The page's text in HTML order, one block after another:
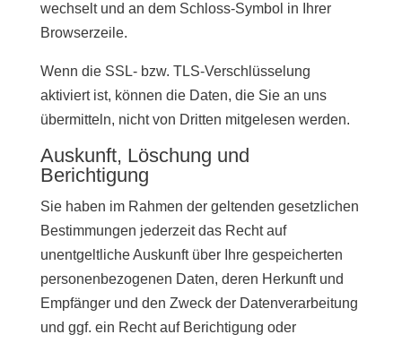
wechselt und an dem Schloss-Symbol in Ihrer
Browserzeile.
Wenn die SSL- bzw. TLS-Verschlüsselung
aktiviert ist, können die Daten, die Sie an uns
übermitteln, nicht von Dritten mitgelesen werden.
Auskunft, Löschung und
Berichtigung
Sie haben im Rahmen der geltenden gesetzlichen
Bestimmungen jederzeit das Recht auf
unentgeltliche Auskunft über Ihre gespeicherten
personenbezogenen Daten, deren Herkunft und
Empfänger und den Zweck der Datenverarbeitung
und ggf. ein Recht auf Berichtigung oder